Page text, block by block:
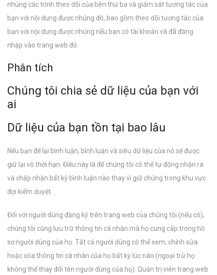
nhúng các trình theo dõi của bên thứ ba và giám sát tương tác của
bạn với nội dung được nhúng đó, bao gồm theo dõi tương tác của
bạn với nội dung được nhúng nếu bạn có tài khoản và đã đăng
nhập vào trang web đó.
Phân tích
Chúng tôi chia sẻ dữ liệu của bạn với
ai
Dữ liệu của bạn tồn tại bao lâu
Nếu bạn để lại bình luận, bình luận và siêu dữ liệu của nó sẽ được
giữ lại vô thời hạn. Điều này là để chúng tôi có thể tự động nhận ra
và chấp nhận bất kỳ bình luận nào thay vì giữ chúng trong khu vực
đợi kiểm duyệt.
Đối với người dùng đăng ký trên trang web của chúng tôi (nếu có),
chúng tôi cũng lưu trữ thông tin cá nhân mà họ cung cấp trong hồ
sơ người dùng của họ. Tất cả người dùng có thể xem, chỉnh sửa
hoặc xóa thông tin cá nhân của họ bất kỳ lúc nào (ngoại trừ họ
không thể thay đổi tên người dùng của họ). Quản trị viên trang web